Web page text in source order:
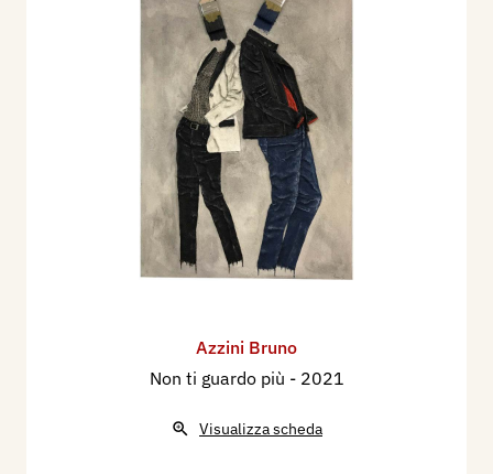
Azzini Bruno
Non ti guardo più - 2021
Visualizza scheda